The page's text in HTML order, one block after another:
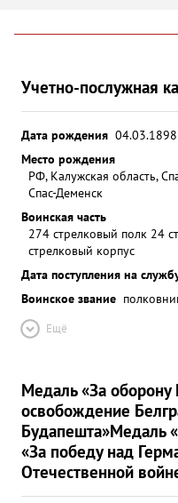
Учетно-послужная
Дата рождения 04.03.1898
Место рождения
РФ, Калужская область,
Спас-Деменск
Воинская часть
274 стрелковый полк 24
стрелковый корпус
Дата поступления на
Воинское звание
Ещё
Медаль «За
освобождение
Будапешта»Медаль
«За победу над
Отечественной